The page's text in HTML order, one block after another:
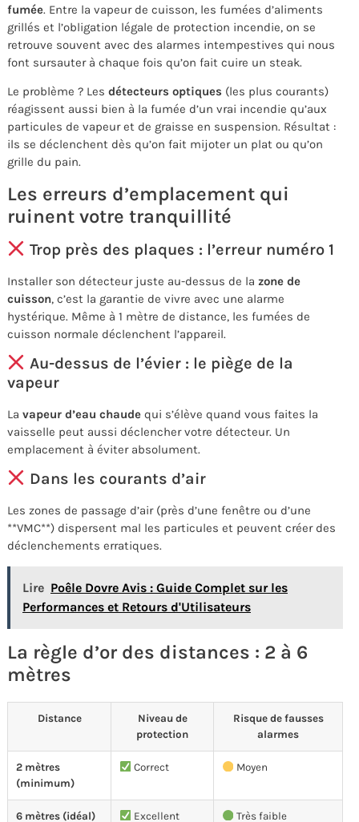
fumée. Entre la vapeur de cuisson, les fumées d’aliments
grillés et l’obligation légale de protection incendie, on se
retrouve souvent avec des alarmes intempestives qui nous
font sursauter à chaque fois qu’on fait cuire un steak.
Le problème ? Les détecteurs optiques (les plus courants)
réagissent aussi bien à la fumée d’un vrai incendie qu’aux
particules de vapeur et de graisse en suspension. Résultat :
ils se déclenchent dès qu’on fait mijoter un plat ou qu’on
grille du pain.
Les erreurs d’emplacement qui
ruinent votre tranquillité
Trop près des plaques : l’erreur numéro 1
Installer son détecteur juste au-dessus de la zone de
cuisson, c’est la garantie de vivre avec une alarme
hystérique. Même à 1 mètre de distance, les fumées de
cuisson normale déclenchent l’appareil.
Au-dessus de l’évier : le piège de la
vapeur
La vapeur d’eau chaude qui s’élève quand vous faites la
vaisselle peut aussi déclencher votre détecteur. Un
emplacement à éviter absolument.
Dans les courants d’air
Les zones de passage d’air (près d’une fenêtre ou d’une
**VMC**) dispersent mal les particules et peuvent créer des
déclenchements erratiques.
Lire Poêle Dovre Avis : Guide Complet sur les
Performances et Retours d'Utilisateurs
La règle d’or des distances : 2 à 6
mètres
Distance
Niveau de
protection
Risque de fausses
alarmes
2 mètres
(minimum)
Correct Moyen
6 mètres (idéal) Excellent Très faible